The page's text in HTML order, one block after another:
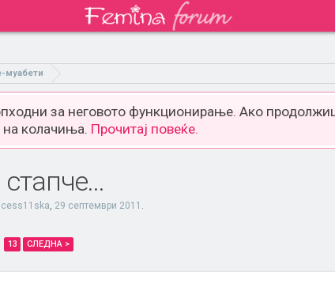
муабети
за неговото функционирање. Ако
на колачиња. Прочитај повеќе.
, 29 септември 2011 .
13 СЛЕДНА >